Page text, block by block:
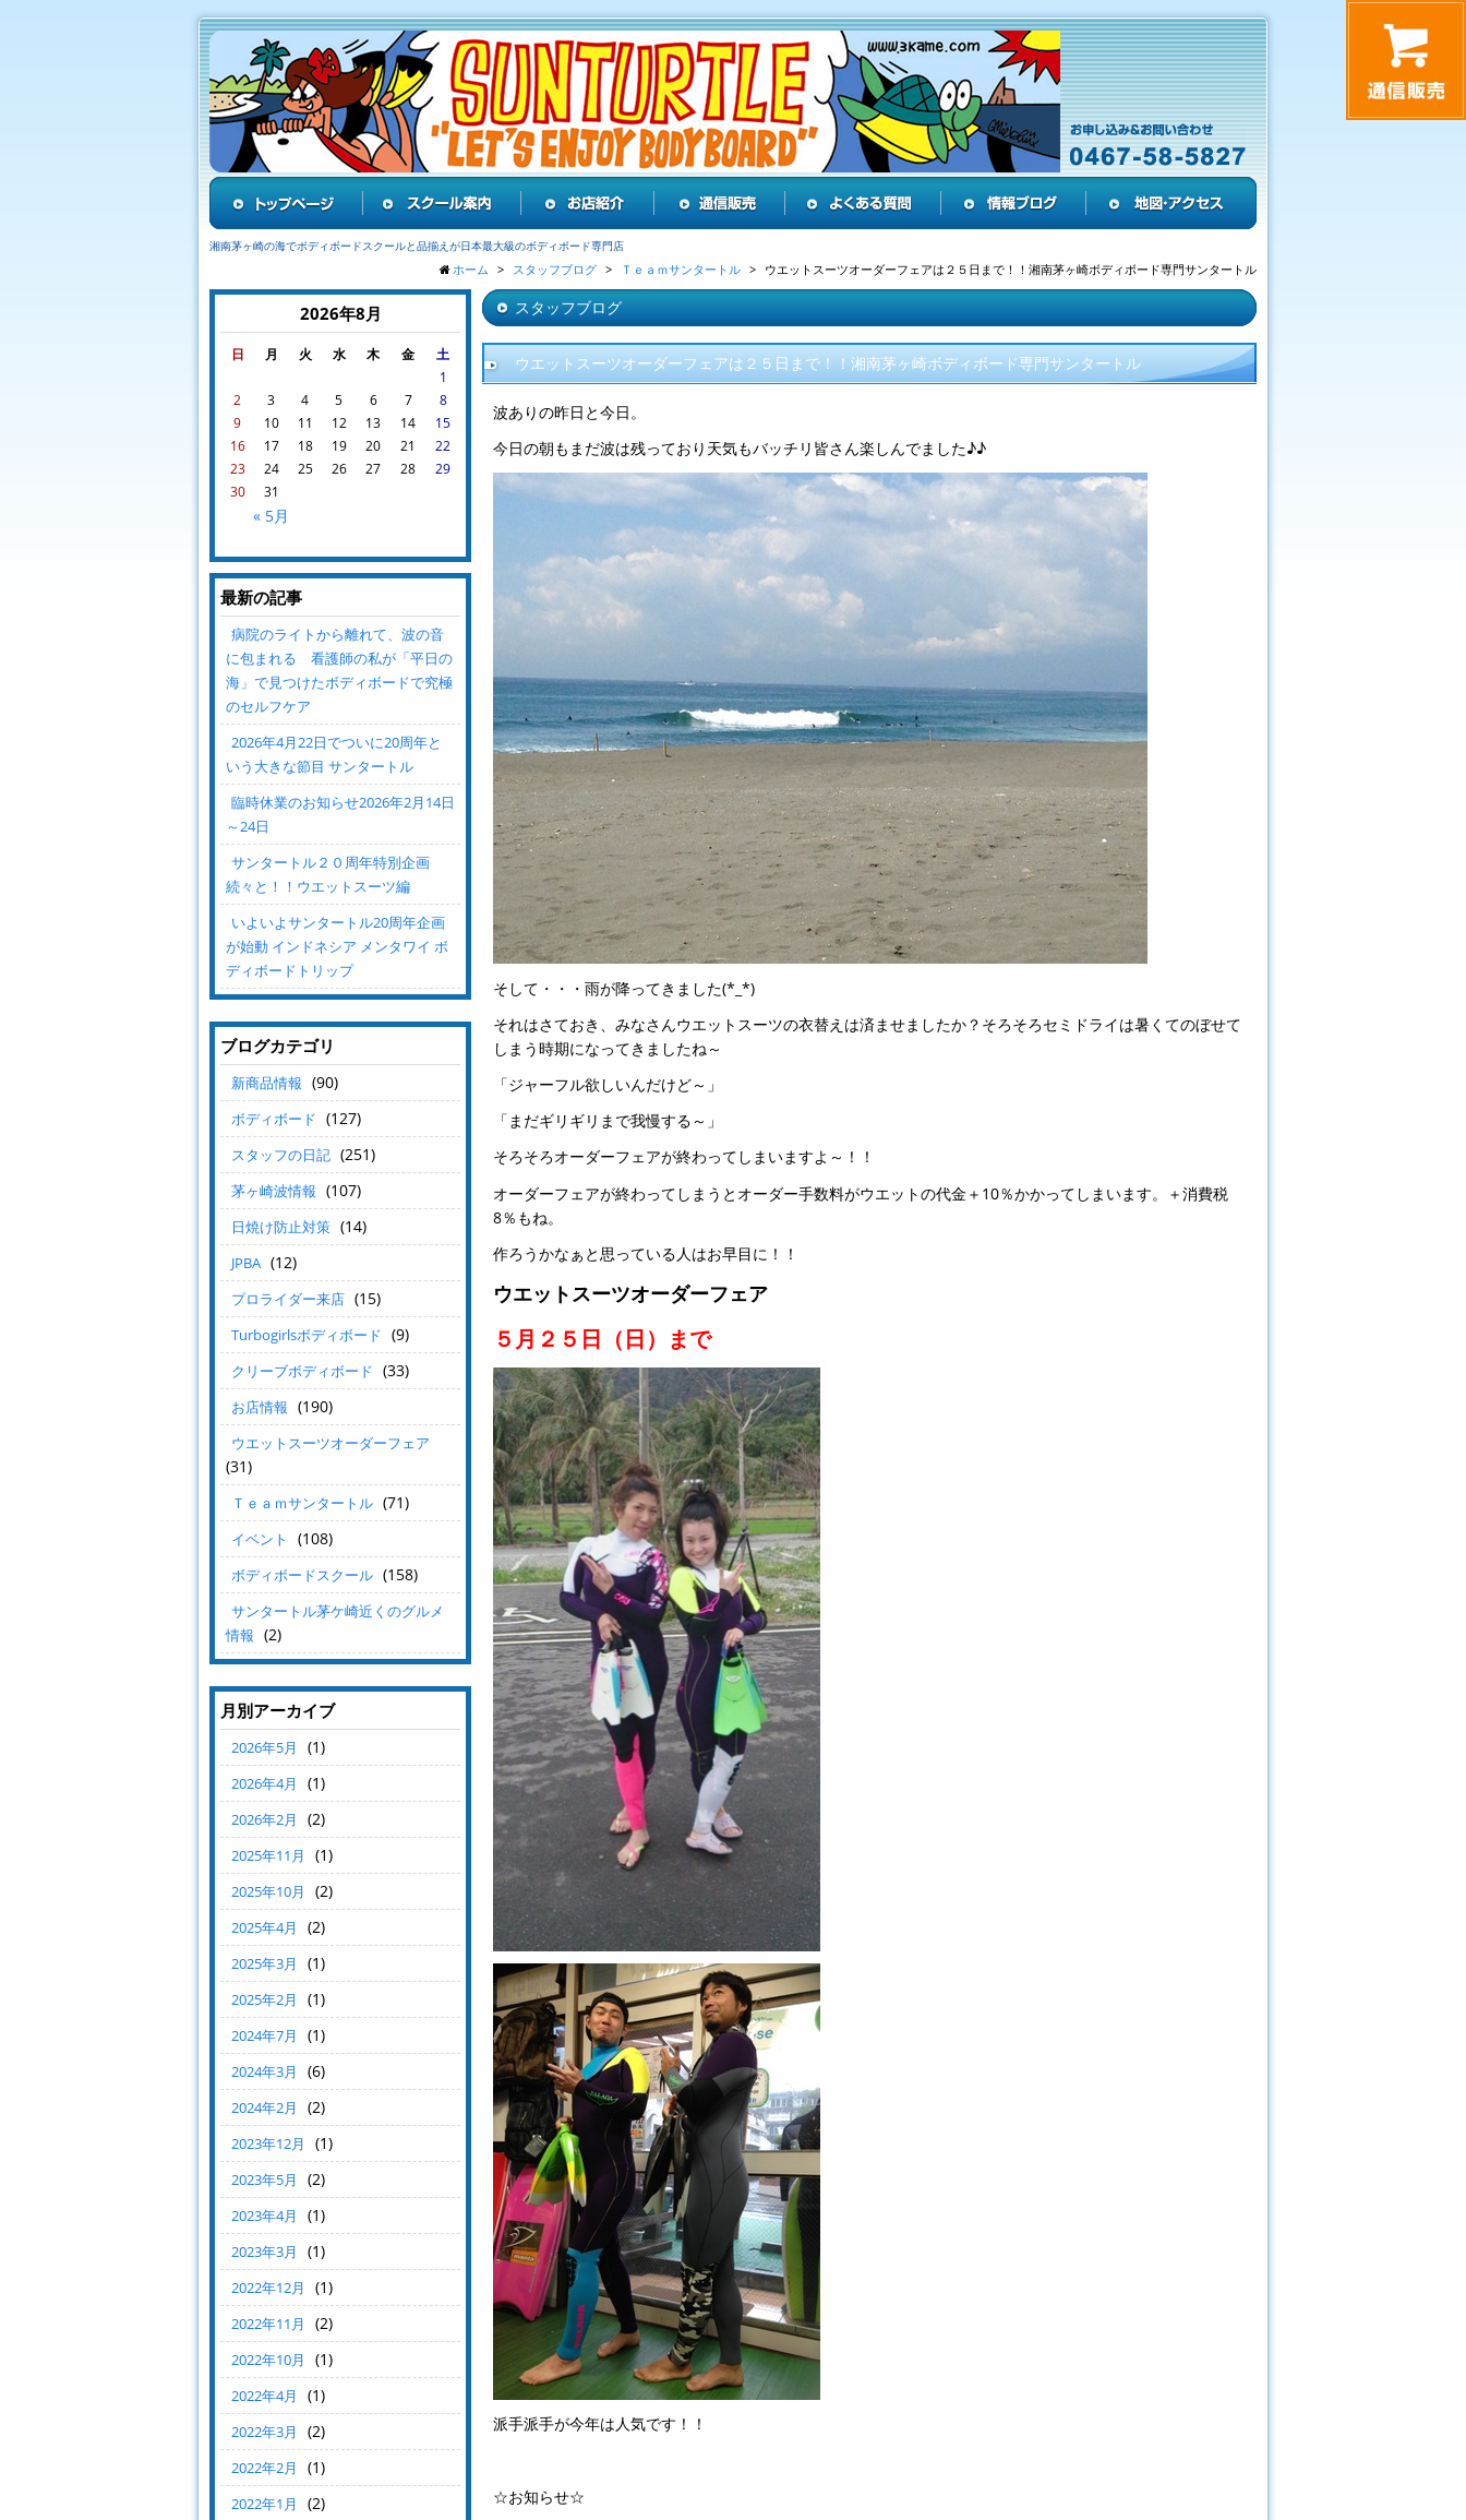
湘南茅ヶ崎の海でボディボードスクールと品揃えが日本最大級のボディボード専門店
ホーム スタッフブログ Ｔｅａｍサンタートル ウエットスーツオーダーフェアは２５日まで！！湘南茅ヶ崎ボディボード専門サンタートル
スタッフブログ
ウエットスーツオーダーフェアは２５日まで！！湘南茅ヶ崎ボディボード専門サンタートル
波ありの昨日と今日。
今日の朝もまだ波は残っており天気もバッチリ皆さん楽しんでました♪♪
そして・・・雨が降ってきました(*_*)
それはさておき、みなさんウエットスーツの衣替えは済ませましたか？そろそろセミドライは暑くてのぼせて
しまう時期になってきましたね～
「ジャーフル欲しいんだけど～」
「まだギリギリまで我慢する～」
そろそろオーダーフェアが終わってしまいますよ～！！
オーダーフェアが終わってしまうとオーダー手数料がウエットの代金＋10％かかってしまいます。＋消費税
8％もね。
作ろうかなぁと思っている人はお早目に！！
ウエットスーツオーダーフェア
５月２５日（日）まで
派手派手が今年は人気です！！
☆お知らせ☆
2026年8月
日 月 火 水 木 金 土
« 5月
1
2
3 4 5 6 7
8
9
10 11 12 13 14
15
16
17 18 19 20 21
22
23
24 25 26 27 28
29
30
31
最新の記事
病院のライトから離れて、波の音
に包まれる 看護師の私が「平日の
海」で見つけたボディボードで究極
のセルフケア
2026年4月22日でついに20周年と
いう大きな節目 サンタートル
臨時休業のお知らせ2026年2月14日
～24日
サンタートル２０周年特別企画
続々と！！ウエットスーツ編
いよいよサンタートル20周年企画
が始動 インドネシア メンタワイ ボ
ディボードトリップ
ブログカテゴリ
新商品情報 (90)
ボディボード (127)
スタッフの日記 (251)
茅ヶ崎波情報 (107)
日焼け防止対策 (14)
JPBA (12)
プロライダー来店 (15)
Turbogirlsボディボード (9)
クリーブボディボード (33)
お店情報 (190)
ウエットスーツオーダーフェア
(31)
Ｔｅａｍサンタートル (71)
イベント (108)
ボディボードスクール (158)
サンタートル茅ケ崎近くのグルメ
情報 (2)
月別アーカイブ
2026年5月 (1)
2026年4月 (1)
2026年2月 (2)
2025年11月 (1)
2025年10月 (2)
2025年4月 (2)
2025年3月 (1)
2025年2月 (1)
2024年7月 (1)
2024年3月 (6)
2024年2月 (2)
2023年12月 (1)
2023年5月 (2)
2023年4月 (1)
2023年3月 (1)
2022年12月 (1)
2022年11月 (2)
2022年10月 (1)
2022年4月 (1)
2022年3月 (2)
2022年2月 (1)
2022年1月 (2)